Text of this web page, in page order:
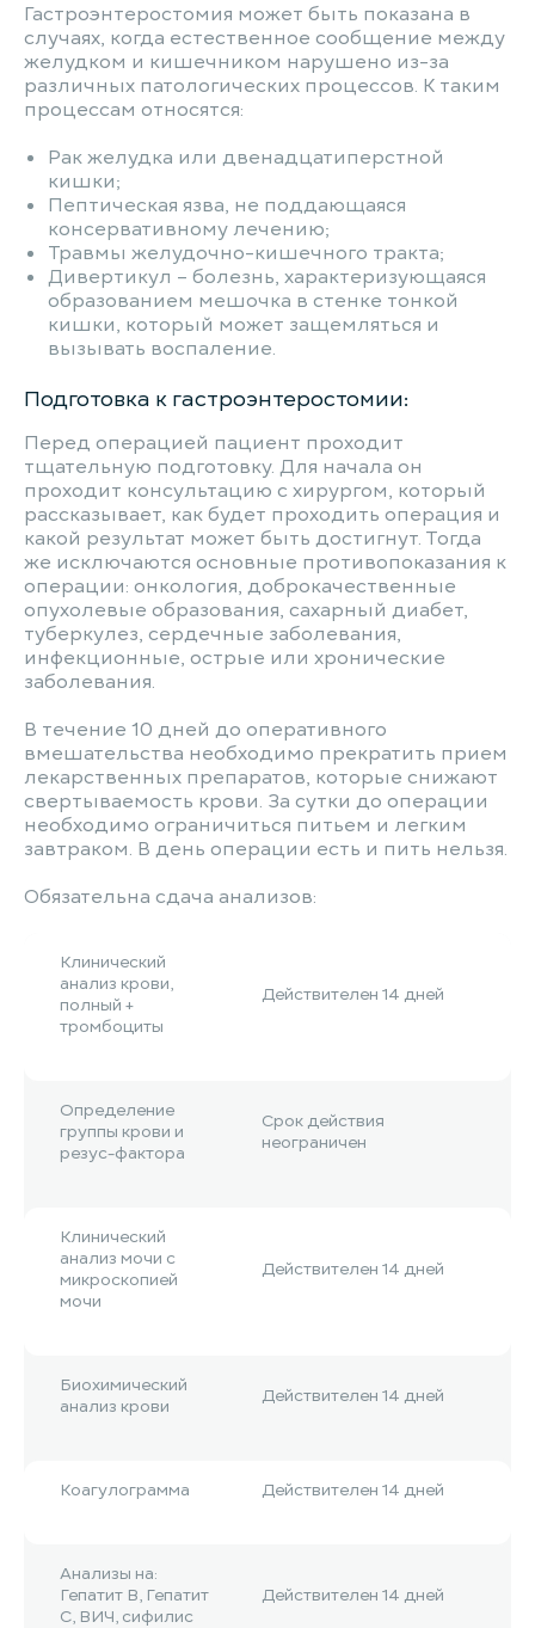
Гастроэнтеростомия может быть показана в
случаях, когда естественное сообщение между
желудком и кишечником нарушено из-за
различных патологических процессов. К таким
процессам относятся:
Рак желудка или двенадцатиперстной
кишки;
Пептическая язва, не поддающаяся
консервативному лечению;
Травмы желудочно-кишечного тракта;
Дивертикул – болезнь, характеризующаяся
образованием мешочка в стенке тонкой
кишки, который может защемляться и
вызывать воспаление.
Подготовка к гастроэнтеростомии:
Перед операцией пациент проходит
тщательную подготовку. Для начала он
проходит консультацию с хирургом, который
рассказывает, как будет проходить операция и
какой результат может быть достигнут. Тогда
же исключаются основные противопоказания к
операции: онкология, доброкачественные
опухолевые образования, сахарный диабет,
туберкулез, сердечные заболевания,
инфекционные, острые или хронические
заболевания.
В течение 10 дней до оперативного
вмешательства необходимо прекратить прием
лекарственных препаратов, которые снижают
свертываемость крови. За сутки до операции
необходимо ограничиться питьем и легким
завтраком. В день операции есть и пить нельзя.
Обязательна сдача анализов:
Клинический
анализ крови,
полный +
тромбоциты
Действителен 14 дней
Определение
группы крови и
резус-фактора
Срок действия
неограничен
Клинический
анализ мочи с
микроскопией
мочи
Действителен 14 дней
Биохимический
анализ крови
Действителен 14 дней
Коагулограмма Действителен 14 дней
Анализы на:
Гепатит B, Гепатит
С, ВИЧ, сифилис
Действителен 14 дней